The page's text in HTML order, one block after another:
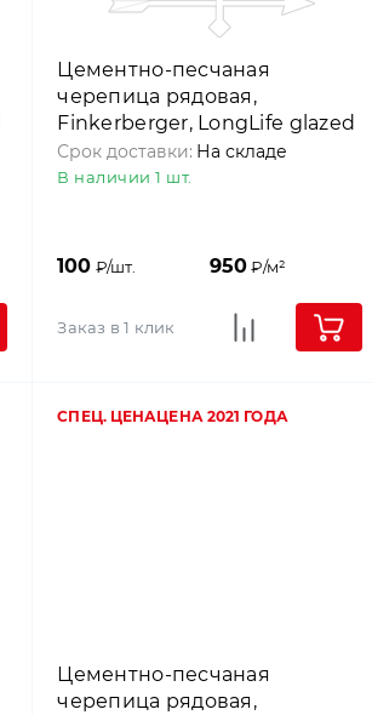
Цементно-песчаная
черепица рядовая,
Finkerberger, LongLife glazed
Шифер, Nelskamp
Срок доставки: На складе
В наличии 1 шт.
100 ₽/шт. 950₽/м²
Заказ в 1 клик
СПЕЦ. ЦЕНАЦЕНА 2021 ГОДА
Цементно-песчаная
черепица рядовая,